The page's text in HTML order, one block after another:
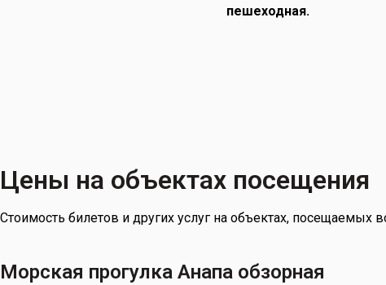
пешеходная.
Цены на объектах посещения
Стоимость билетов и других услуг на объектах, посещаемых
Морская прогулка Анапа обзорная